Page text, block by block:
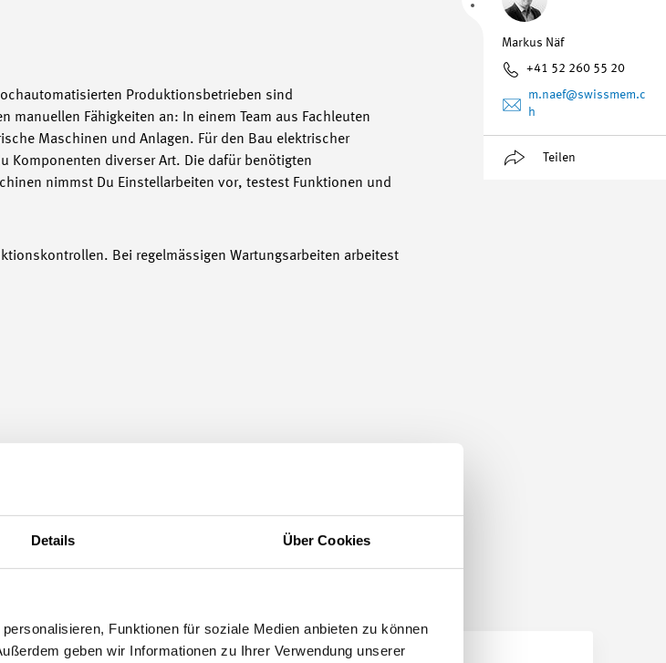
Details Über Cookies
Funktionen für soziale Medien anbieten zu können
geben wir Informationen zu Ihrer Verwendung unserer
Markus Näf
+41 52 260 55 20
m.naef@swissmem.c
h
Teilen
Produktionsbetrieben sind
Fähigkeiten an: In einem Team aus Fachleuten
Maschinen und Anlagen. Für den Bau elektrischer
Komponenten diverser Art. Die dafür benötigten
nimmst Du Einstellarbeiten vor, testest Funktionen und
Bei regelmässigen Wartungsarbeiten arbeitest